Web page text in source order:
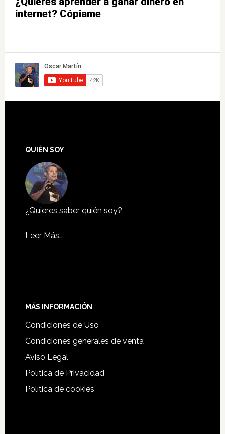
internet? Cópiame
QUIÉN SOY
¿Quieres saber quién soy?
Leer Más…
MÁS INFORMACIÓN
Condiciones de Uso
Condiciones generales de venta
Aviso Legal
Política de Privacidad
Política de cookies